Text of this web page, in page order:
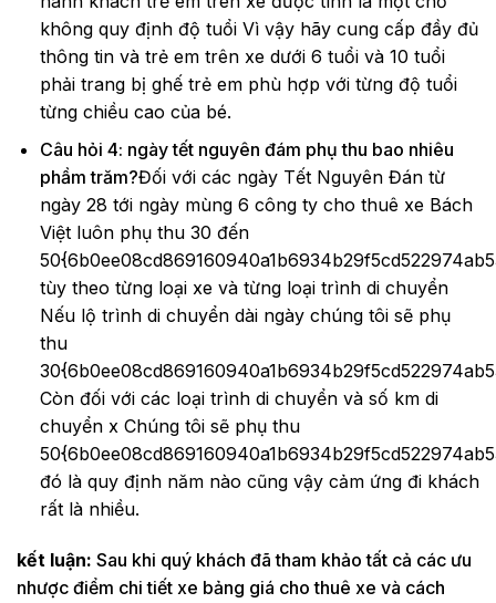
không quy định độ tuổi Vì vậy hãy cung cấp đầy đủ
thông tin và trẻ em trên xe dưới 6 tuổi và 10 tuổi
phải trang bị ghế trẻ em phù hợp với từng độ tuổi
từng chiều cao của bé.
Câu hỏi 4: ngày tết nguyên đám phụ thu bao nhiêu
phầm trăm?Đối với các ngày Tết Nguyên Đán từ
ngày 28 tới ngày mùng 6 công ty cho thuê xe Bách
Việt luôn phụ thu 30 đến
tùy theo từng loại xe và từng loại trình di chuyển
Nếu lộ trình di chuyển dài ngày chúng tôi sẽ phụ
thu
Còn đối với các loại trình di chuyển và số km di
chuyển x Chúng tôi sẽ phụ thu
đó là quy định năm nào cũng vậy cảm ứng đi khách
rất là nhiều.
kết luận: Sau khi quý khách đã tham khảo tất cả các ưu
nhược điểm chi tiết xe bảng giá cho thuê xe và cách